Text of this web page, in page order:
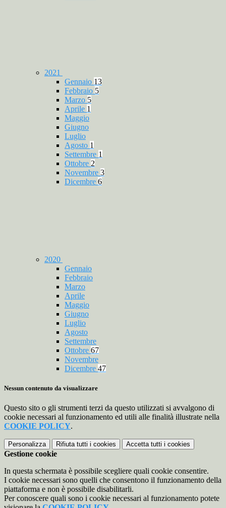
2021
Gennaio 13
Febbraio 5
Marzo 5
Aprile 1
Maggio
Giugno
Luglio
Agosto 1
Settembre 1
Ottobre 2
Novembre 3
Dicembre 6
2020
Gennaio
Febbraio
Marzo
Aprile
Maggio
Giugno
Luglio
Agosto
Settembre
Ottobre 67
Novembre
Dicembre 47
Nessun contenuto da visualizzare
Questo sito o gli strumenti terzi da questo utilizzati si avvalgono di
cookie necessari al funzionamento ed utili alle finalità illustrate nella
COOKIE POLICY.
Personalizza Rifiuta tutti i cookies Accetta tutti i cookies
Gestione cookie
In questa schermata è possibile scegliere quali cookie consentire.
I cookie necessari sono quelli che consentono il funzionamento della
piattaforma e non è possibile disabilitarli.
Per conoscere quali sono i cookie necessari al funzionamento potete